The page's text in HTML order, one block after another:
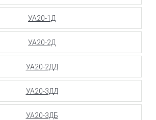
УА20-1Д
УА20-2Д
УА20-2ДД
УА20-3ДД
УА20-3ДБ